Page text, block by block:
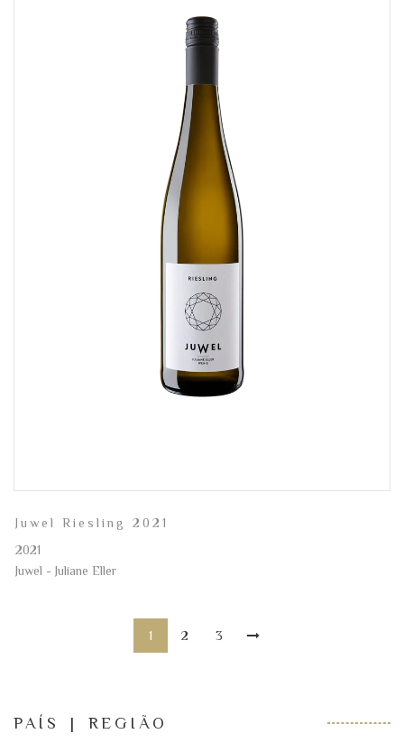
Juwel Riesling 2021
2021
Juwel - Juliane Eller
1 2 3
PAÍS | REGIÃO